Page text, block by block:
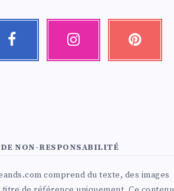
DE NON-RESPONSABILITÉ
comprend du texte, des images